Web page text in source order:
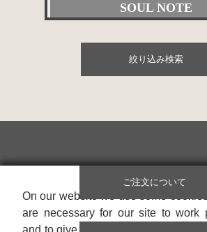
その他委託販売品
パワーアンプ
プリメインアンプ
スピーカー
レコードプレーヤ
アナログ関連
SOUL NOTE
Accuphase
ACROLINK
赤坂工芸音研
ALTEC
絞り込み検索
ご注文について
On our website we use some
are necessary for our site to work
and to give us information about
On our website we use some
are necessary for our site to work
and to give us information about
On our website we use some
are necessary for our site to work
and to give us information about